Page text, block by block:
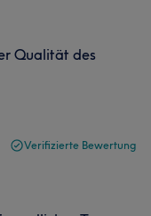
Qualität des
Verifizierte Bewertung